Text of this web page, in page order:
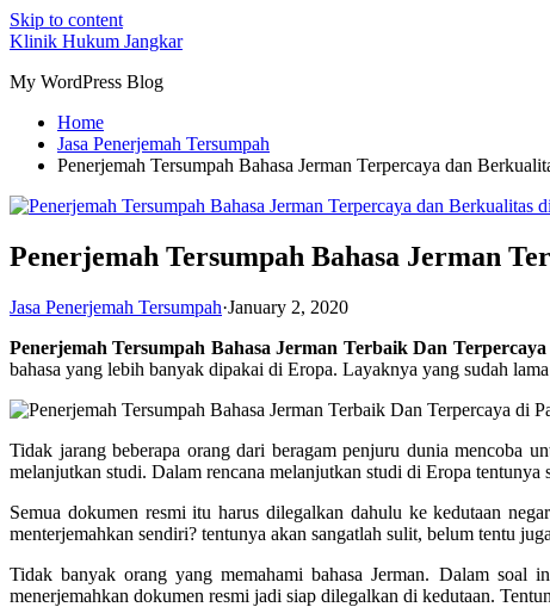
Skip to content
Klinik Hukum Jangkar
My WordPress Blog
Home
Jasa Penerjemah Tersumpah
Penerjemah Tersumpah Bahasa Jerman Terpercaya dan
Penerjemah Tersumpah Bahasa Jerman
Jasa Penerjemah Tersumpah·January 2, 2020
Penerjemah Tersumpah Bahasa Jerman Terbaik Dan
bahasa yang lebih banyak dipakai di Eropa. Layaknya yang sudah
Tidak jarang beberapa orang dari beragam penjuru dunia mencoba
melanjutkan studi. Dalam rencana melanjutkan studi di Eropa
Semua dokumen resmi itu harus dilegalkan dahulu ke kedutaan
menterjemahkan sendiri? tentunya akan sangatlah sulit, belum tentu
Tidak banyak orang yang memahami bahasa Jerman. Dalam soal
menerjemahkan dokumen resmi jadi siap dilegalkan di kedutaan.